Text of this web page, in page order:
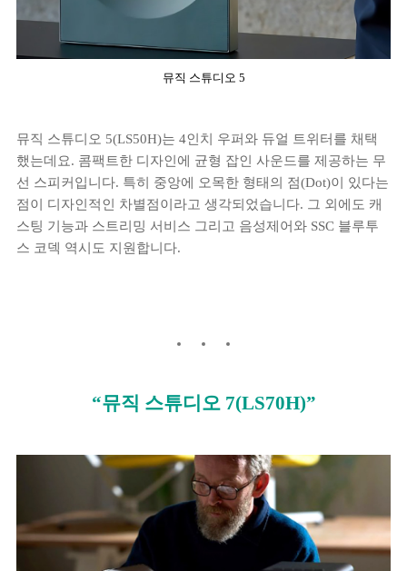
뮤직 스튜디오 5
뮤직 스튜디오 5(LS50H)는 4인치 우퍼와 듀얼 트위터를 채택
했는데요. 콤팩트한 디자인에 균형 잡인 사운드를 제공하는 무
선 스피커입니다. 특히 중앙에 오목한 형태의 점(Dot)이 있다는
점이 디자인적인 차별점이라고 생각되었습니다. 그 외에도 캐
스팅 기능과 스트리밍 서비스 그리고 음성제어와 SSC 블루투
스 코덱 역시도 지원합니다.
“뮤직 스튜디오 7(LS70H)”